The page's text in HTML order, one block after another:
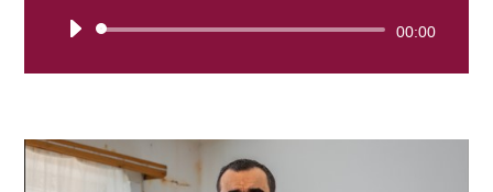
Lecteur
00:00